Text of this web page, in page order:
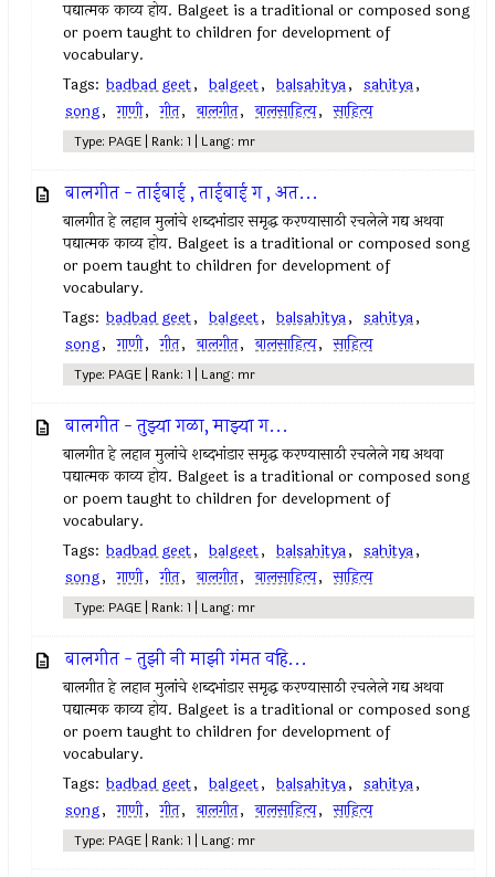
पद्यात्मक काव्य होय. Balgeet is a traditional or composed song
or poem taught to children for development of
vocabulary.
Tags: badbad geet, balgeet, balsahitya, sahitya,
song, गाणी, गीत, बालगीत, बालसाहित्य, साहित्य
Type: PAGE | Rank: 1 | Lang: mr
बालगीत - ताईबाई , ताईबाई ग , अत...
बालगीत हे लहान मुलांचे शब्दभांडार समृद्ध करण्यासाठी रचलेले गद्य अथवा
पद्यात्मक काव्य होय. Balgeet is a traditional or composed song
or poem taught to children for development of
vocabulary.
Tags: badbad geet, balgeet, balsahitya, sahitya,
song, गाणी, गीत, बालगीत, बालसाहित्य, साहित्य
Type: PAGE | Rank: 1 | Lang: mr
बालगीत - तुझ्या गळा, माझ्या ग...
बालगीत हे लहान मुलांचे शब्दभांडार समृद्ध करण्यासाठी रचलेले गद्य अथवा
पद्यात्मक काव्य होय. Balgeet is a traditional or composed song
or poem taught to children for development of
vocabulary.
Tags: badbad geet, balgeet, balsahitya, sahitya,
song, गाणी, गीत, बालगीत, बालसाहित्य, साहित्य
Type: PAGE | Rank: 1 | Lang: mr
बालगीत - तुझी नी माझी गंमत वहि...
बालगीत हे लहान मुलांचे शब्दभांडार समृद्ध करण्यासाठी रचलेले गद्य अथवा
पद्यात्मक काव्य होय. Balgeet is a traditional or composed song
or poem taught to children for development of
vocabulary.
Tags: badbad geet, balgeet, balsahitya, sahitya,
song, गाणी, गीत, बालगीत, बालसाहित्य, साहित्य
Type: PAGE | Rank: 1 | Lang: mr